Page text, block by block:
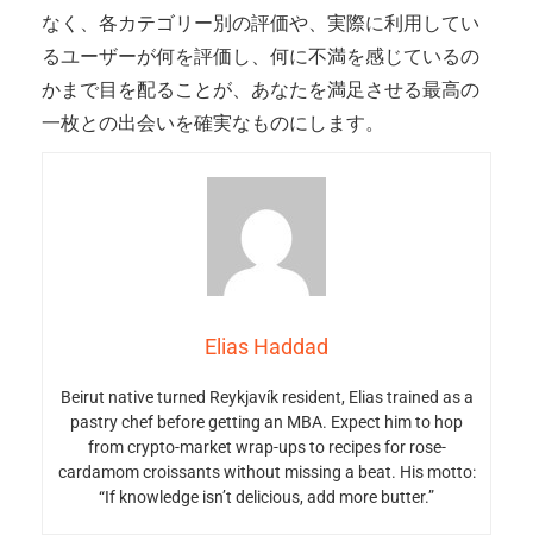
なく、各カテゴリー別の評価や、実際に利用してい
るユーザーが何を評価し、何に不満を感じているの
かまで目を配ることが、あなたを満足させる最高の
一枚との出会いを確実なものにします。
Elias Haddad
Beirut native turned Reykjavík resident, Elias trained as a
pastry chef before getting an MBA. Expect him to hop
from crypto-market wrap-ups to recipes for rose-
cardamom croissants without missing a beat. His motto:
“If knowledge isn’t delicious, add more butter.”